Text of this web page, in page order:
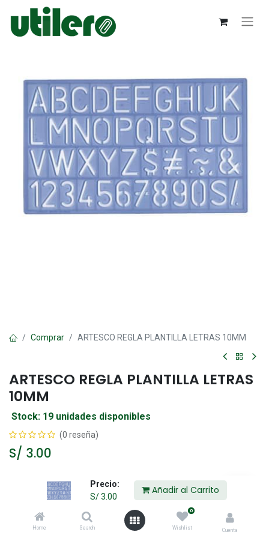
Precio:
S/3.00
Añadir al Carrito
Home Search
0
Wishlist Cuenta
Comprar ARTESCO REGLA PLANTILLA LETRAS 10MM
ARTESCO REGLA PLANTILLA LETRAS
10MM
Stock: 19 unidades disponibles
(0 reseña)
S/ 3.00
Añadir al Carrito
Agregar a la lista de deseos